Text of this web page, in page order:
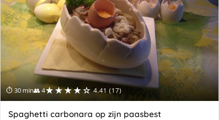
⏱ 30 min👥 4★★★★☆ 4.41 (17)
Spaghetti carbonara op zijn paasbest